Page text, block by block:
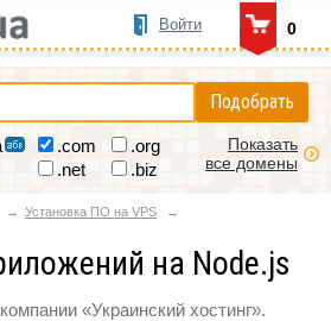
0
Войти
Подобрать
.com
.org
.net .biz
Показать
все домены
Установка ПО на VPS
на Node.js
«Украинский хостинг».